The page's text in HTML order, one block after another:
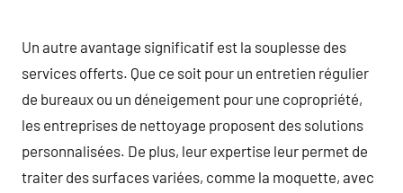
Un autre avantage significatif est la souplesse des
services offerts. Que ce soit pour un entretien régulier
de bureaux ou un déneigement pour une copropriété,
les entreprises de nettoyage proposent des solutions
personnalisées. De plus, leur expertise leur permet de
traiter des surfaces variées, comme la moquette, avec